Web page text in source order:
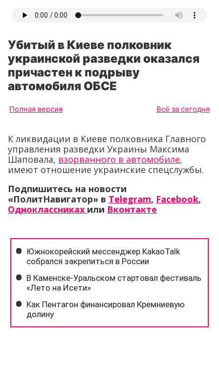
Убитый в Киеве полковник
украинской разведки оказался
причастен к подрыву
автомобиля ОБСЕ
Полная версия Всё за сегодня
К ликвидации в Киеве полковника Главного
управления разведки Украины Максима
Шаповала, взорванного в автомобиле,
имеют отношение украинские спецслужбы.
Подпишитесь на новости
«ПолитНавигатор» в Telegram, Facebook,
Одноклассниках или Вконтакте